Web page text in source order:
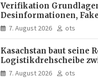
Verifikation
Desinformationen,
manipulierte Inhalte |
7. August 2026 ots
Kasachstan baut seine
Logistikdrehscheibe
und Asien aus
7. August 2026 ots